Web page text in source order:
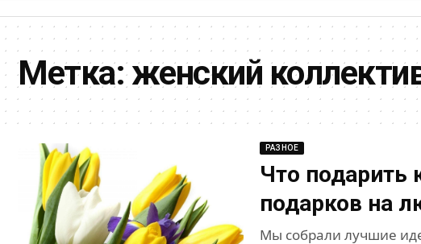
Метка:женский
РАЗНОЕ
Что подарить
подарков на
Мы собрали лучшие